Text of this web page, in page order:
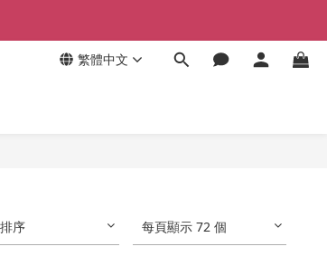
繁體中文
序 每頁顯示 72 個